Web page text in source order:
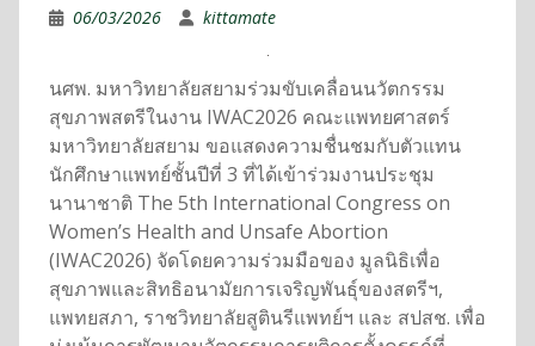
06/03/2026 kittamate
นศพ. มหาวิทยาลัยสยามร่วมขับเคลื่อนนวัตกรรม
สุขภาพสตรีในงาน IWAC2026 คณะแพทยศาสตร์
มหาวิทยาลัยสยาม ขอแสดงความชื่นชมกับตัวแทน
นักศึกษาแพทย์ชั้นปีที่ 3 ที่ได้เข้าร่วมงานประชุม
นานาชาติ The 5th International Congress on
Women’s Health and Unsafe Abortion
(IWAC2026) จัดโดยความร่วมมือของ มูลนิธิเพื่อ
สุขภาพและสิทธิอนามัยการเจริญพันธุ์ของสตรีฯ,
แพทยสภา, ราชวิทยาลัยสูตินรีแพทย์ฯ และ สปสช. เพื่อ